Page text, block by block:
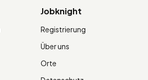
Jobknight
Registrierung
Über uns
Orte